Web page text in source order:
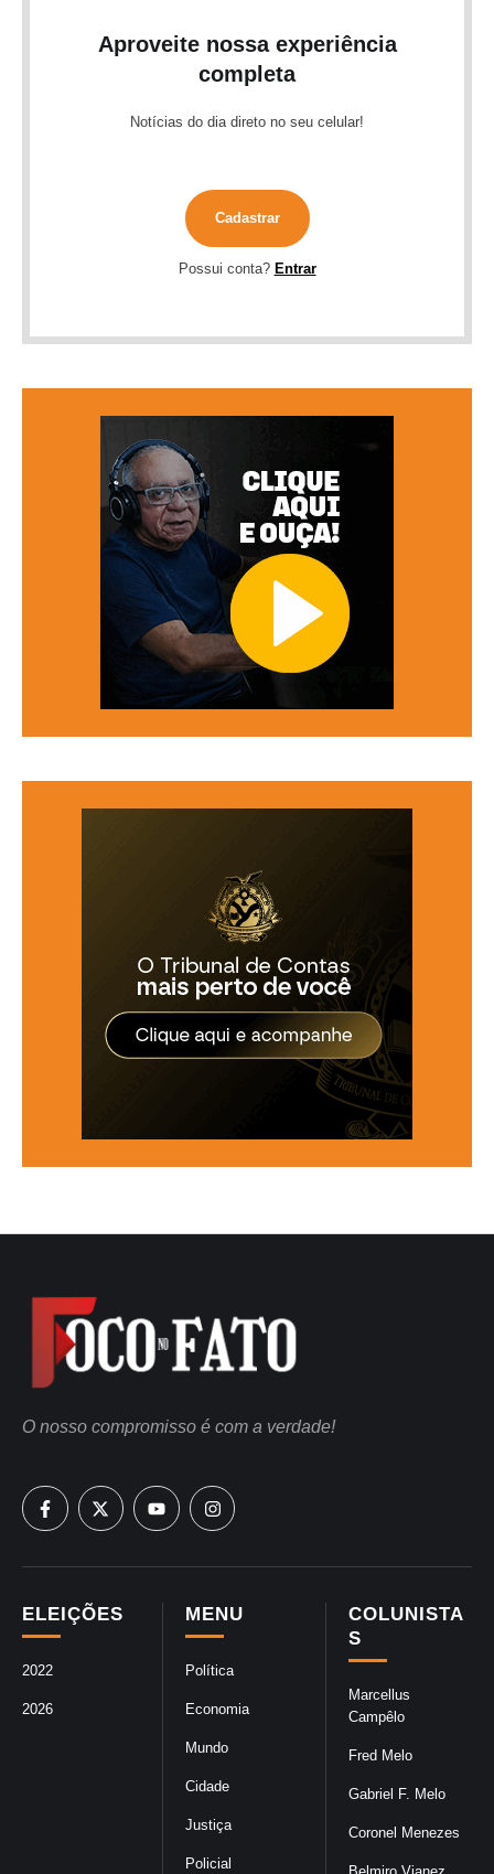
Aproveite nossa experiência
completa
Notícias do dia direto no seu celular!
Cadastrar
Possui conta? Entrar
COLUNISTA
S
Marcellus
Campêlo
Fred Melo
Gabriel F. Melo
Coronel Menezes
MENU
Política
Economia
Mundo
Cidade
Justiça
Policial
ELEIÇÕES
2022
2026
O nosso compromisso é com a verdade!